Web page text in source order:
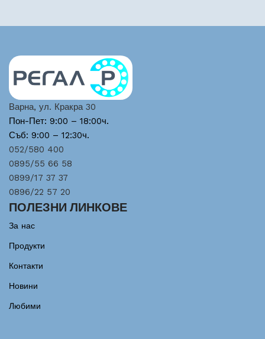
Варна, ул. Кракра 30
Пон-Пет: 9:00 – 18:00ч.
Съб: 9:00 – 12:30ч.
052/580 400
0895/55 66 58
0899/17 37 37
0896/22 57 20
ПОЛЕЗНИ ЛИНКОВЕ
За нас
Продукти
Контакти
Новини
Любими